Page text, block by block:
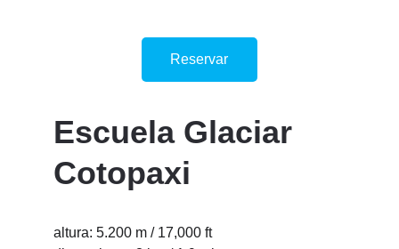
Reservar
Escuela Glaciar
Cotopaxi
altura: 5.200 m / 17,000 ft